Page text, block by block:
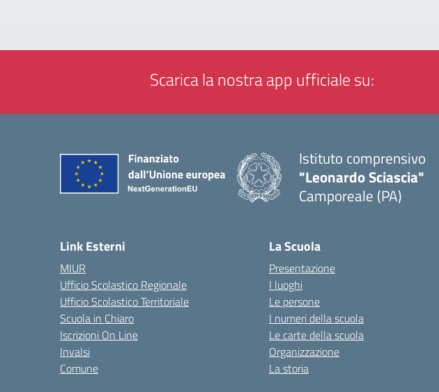
Scarica la nostra app ufficiale su:
Istituto comprensivo
"Leonardo Sciascia"
Camporeale (PA)
Link Esterni
MIUR
Ufficio Scolastico Regionale
Ufficio Scolastico Territoriale
Scuola in Chiaro
Iscrizioni On Line
Invalsi
Comune
La Scuola
Presentazione
I luoghi
Le persone
I numeri della scuola
Le carte della scuola
Organizzazione
La storia